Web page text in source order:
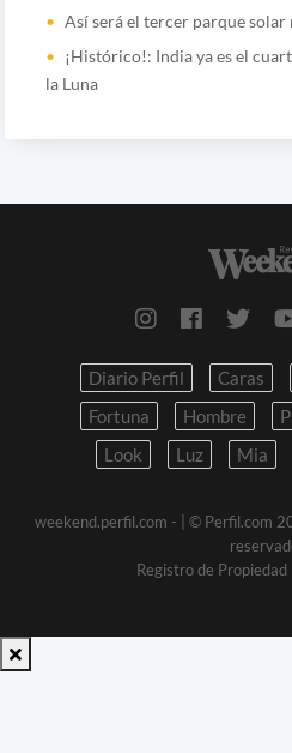
Así será el tercer parque solar
¡Histórico!: India ya es el
la Luna
Diario Perfil Caras
Fortuna
Hombre
Look
Luz Mia
weekend.perfil.com - | © Perfil.com
Registro de